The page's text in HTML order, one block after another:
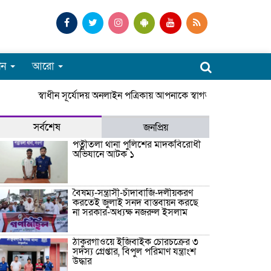
আরো
স্বাধীন সূর্যোদয় অনলাইন পত্রিকায় আপনাকে স্বাগতম। সারাদেশে
সর্বশেষ
জনপ্রিয়
পত্নীতলা থানা পুলিশের মাদকবিরোধী
অভিযানে আটক ১
বৈষম্য-সন্ত্রাসী-চাঁদাবাজি-দলীয়করণ
করতেই জুলাই সনদ বাস্তবায়ন করছে
না সরকার-অধ্যক্ষ নজরুল ইসলাম
ঠাকুরগাঁওয়ে ইজিবাইক চোরচক্রের ৩
সদস্য গ্রেপ্তার, বিপুল পরিমাণ যন্ত্রাংশ
উদ্ধার ‎